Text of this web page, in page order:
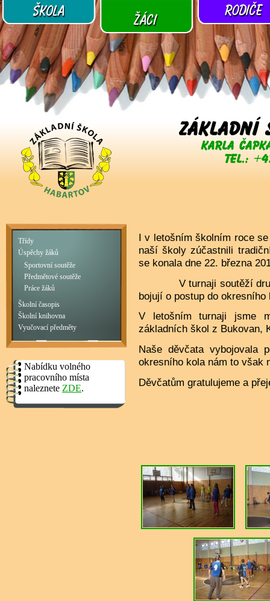
Třídy
Úspěchy žáků
Sportovní soutěže
Předmětové soutěže
Práce žáků
Školní časopis
Školní knihovna
Vyučovací předměty
Nabídku volného
pracovního místa
naleznete ZDE.
I v letošním školním roce
naší školy zúčastnili
se konala dne 22. března
V turnaji soutěží
bojují o postup do
V letošním turnaji jsme
základních škol z Bukovan,
Naše děvčata vybojovala
okresního kola nám to však
Děvčatům gratulujeme a